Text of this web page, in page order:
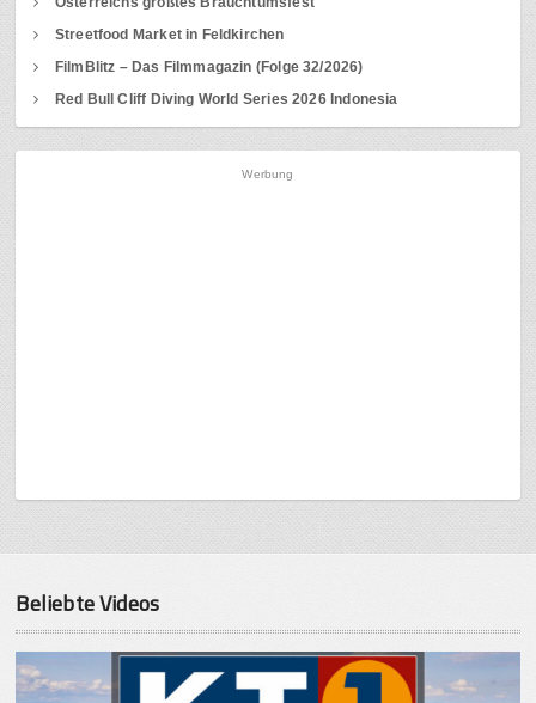
Streetfood Market in Feldkirchen
FilmBlitz – Das Filmmagazin (Folge 32/2026)
Red Bull Cliff Diving World Series 2026 Indonesia
Werbung
Beliebte Videos